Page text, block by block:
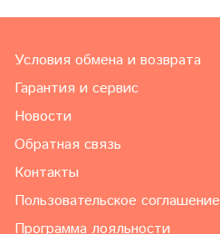
Условия обмена и возврата
Гарантия и сервис
Новости
Обратная связь
Контакты
Пользовательское соглашение
Программа лояльности